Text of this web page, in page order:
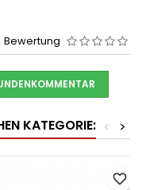
Bewertung
KATEGORIE: >
<
favorite_border